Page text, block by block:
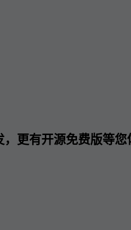
更有开源免费版等您